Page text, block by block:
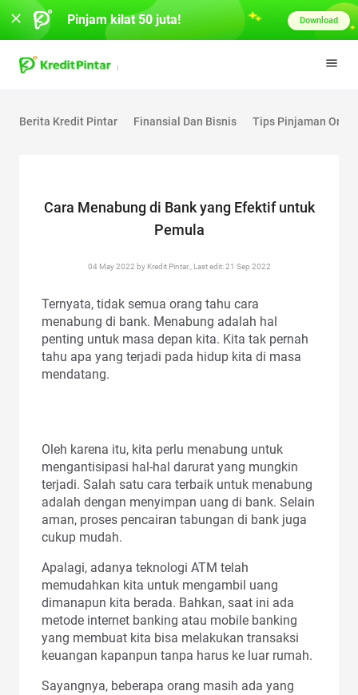
Berita Kredit Pintar Finansial Dan Bisnis Tips Pinjaman
Cara Menabung di Bank yang Efektif untuk
Pemula
04 May 2022 by Kredit Pintar., Last edit: 21 Sep 2022
Ternyata, tidak semua orang tahu cara
menabung di bank. Menabung adalah hal
penting untuk masa depan kita. Kita tak pernah
tahu apa yang terjadi pada hidup kita di masa
mendatang.
Oleh karena itu, kita perlu menabung untuk
mengantisipasi hal-hal darurat yang mungkin
terjadi. Salah satu cara terbaik untuk menabung
adalah dengan menyimpan uang di bank. Selain
aman, proses pencairan tabungan di bank juga
cukup mudah.
Apalagi, adanya teknologi ATM telah
memudahkan kita untuk mengambil uang
dimanapun kita berada. Bahkan, saat ini ada
metode internet banking atau mobile banking
yang membuat kita bisa melakukan transaksi
keuangan kapanpun tanpa harus ke luar rumah.
Sayangnya, beberapa orang masih ada yang
Pinjam kilat 50 juta! Download